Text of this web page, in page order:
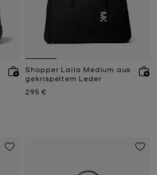
Shopper Laila Medium aus
gekrispeltem Leder
Jetzt
295 €